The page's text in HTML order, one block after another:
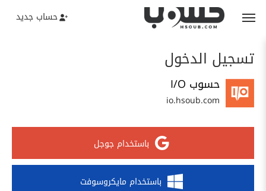
حساب جديد
تسجيل الدخول
حسوب I/O
io.hsoub.com
باستخدام جوجل
باستخدام مايكروسوفت